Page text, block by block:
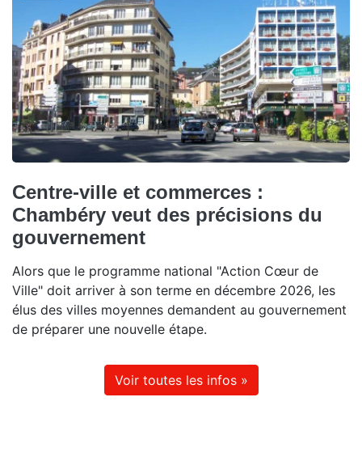
Centre-ville et commerces :
Chambéry veut des précisions du
gouvernement
Alors que le programme national "Action Cœur de
Ville" doit arriver à son terme en décembre 2026, les
élus des villes moyennes demandent au gouvernement
de préparer une nouvelle étape.
Voir toutes les infos »